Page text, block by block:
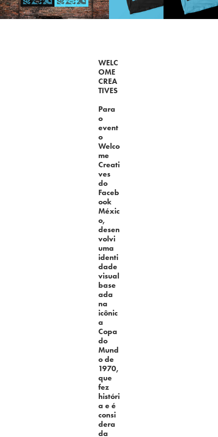
WELC
OME
CREA
TIVES
Para
o
event
o
Welco
me
Creati
ves
do
Faceb
ook
Méxic
o,
desen
volvi
uma
identi
dade
visual
base
ada
na
icônic
a
Copa
do
Mund
o de
1970,
que
fez
históri
a e é
consi
dera
da